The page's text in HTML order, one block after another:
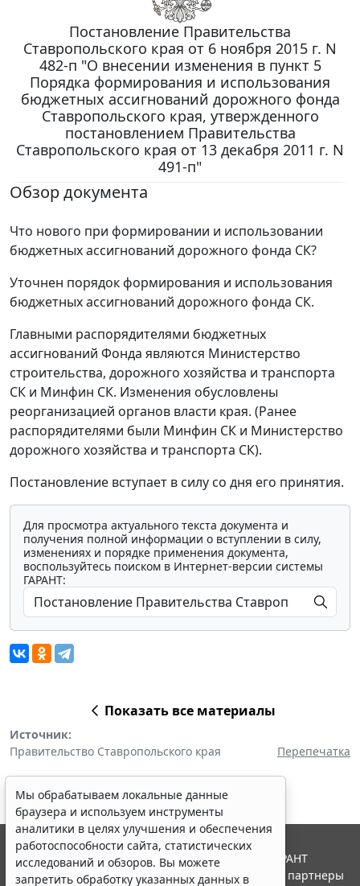
Постановление Правительства
Ставропольского края от 6 ноября 2015 г. N
482-п "О внесении изменения в пункт 5
Порядка формирования и использования
бюджетных ассигнований дорожного фонда
Ставропольского края, утвержденного
постановлением Правительства
Ставропольского края от 13 декабря 2011 г. N
491-п"
Обзор документа
Что нового при формировании и использовании
бюджетных ассигнований дорожного фонда СК?
Уточнен порядок формирования и использования
бюджетных ассигнований дорожного фонда СК.
Главными распорядителями бюджетных
ассигнований Фонда являются Министерство
строительства, дорожного хозяйства и транспорта
СК и Минфин СК. Изменения обусловлены
реорганизацией органов власти края. (Ранее
распорядителями были Минфин СК и Министерство
дорожного хозяйства и транспорта СК).
Постановление вступает в силу со дня его принятия.
Для просмотра актуального текста документа и
получения полной информации о вступлении в силу,
изменениях и порядке применения документа,
воспользуйтесь поиском в Интернет-версии системы
ГАРАНТ:
Показать все материалы
Источник:
Правительство Ставропольского края
Перепечатка
Мы обрабатываем локальные данные
браузера и используем инструменты
аналитики в целях улучшения и обеспечения
работоспособности сайта, статистических
исследований и обзоров. Вы можете
запретить обработку указанных данных в
© ООО "НПП "ГАРАНТ-СЕРВИС", 2026. Система ГАРАНТ
выпускается с 1990 года. Компания "Гарант" и ее партнеры